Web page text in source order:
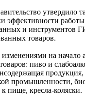
утвердило
эффективности
и инструментов
товаров.
изменениями на начало
пиво и
продукция,
промышленности,
пище, кресла-коляски.